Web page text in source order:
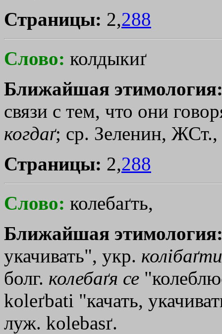
Страницы: 2,288
Слово: колдыкиґ
Ближайшая
связи с тем, что они
когдаґ; ср. Зеленин,
Страницы: 2,288
Слово: колебаґть,
Ближайшая
укачивать", укр. колiбаґти
болг. колебаґя се
koleґbati "качать,
луж. kolebasґ.